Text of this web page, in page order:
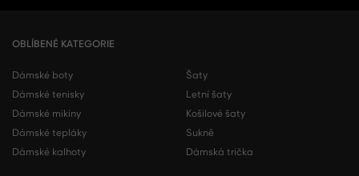
OBLÍBENÉ KATEGORIE
Dámské boty
Dámské tenisky
Dámské mikiny
Dámské tepláky
Dámské kalhoty
Šaty
Letní šaty
Košilové šaty
Sukně
Dámská trička